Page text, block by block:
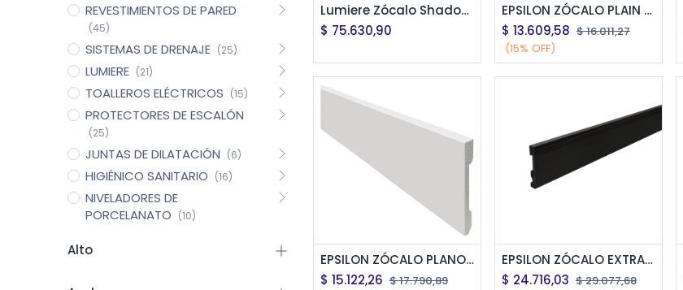
REVESTIMIENTOS DE PARED
(45)
SISTEMAS DE DRENAJE (25)
LUMIERE (21)
TOALLEROS ELÉCTRICOS (15)
PROTECTORES DE ESCALÓN
(25)
JUNTAS DE DILATACIÓN (6)
HIGIÉNICO SANITARIO (16)
NIVELADORES DE
PORCELANATO (10)
Alto
Agregar al CarritoLumiere Zócalo Shadow 3975 Aluminio Cromo Mate 7 Cm Atrim X 2.5 Metros
$ 75.630,90
Agregar al Carrito EPSILON ZÓCALO PLAIN 70MM X 2,44M BLANCO TEXTURADO
$ 13.609,58 $16.011,27
(15% OFF)
Agregar al Carrito EPSILON ZÓCALO PLANO 100MM X 2,44M BLANCO MATE
$ 15.122,26 $17.790,89
Agregar al Carrito EPSILON ZÓCALO EXTRA LINE 100mm x 15mm x 2,44m NEGRO MATE
$ 24.716,03 $29.077,68